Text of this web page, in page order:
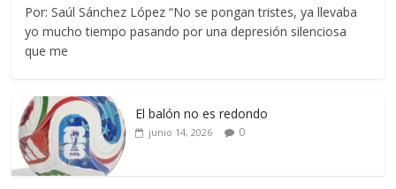
Por: Saúl Sánchez López “No se pongan tristes, ya llevaba
yo mucho tiempo pasando por una depresión silenciosa
que me
El balón no es redondo
junio 14, 2026 0